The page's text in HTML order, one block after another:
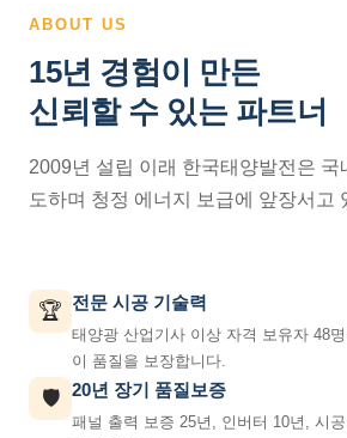
ABOUT US
15년 경험이 만든
신뢰할 수 있는 파트너
2009년 설립 이래 한국태양발전은 국
도하며 청정 에너지 보급에 앞장서고
🏆 전문 시공 기술력
태양광 산업기사 이상 자격 보유자 48
이 품질을 보장합니다.
🛡️ 20년 장기 품질보증
패널 출력 보증 25년, 인버터 10년, 시